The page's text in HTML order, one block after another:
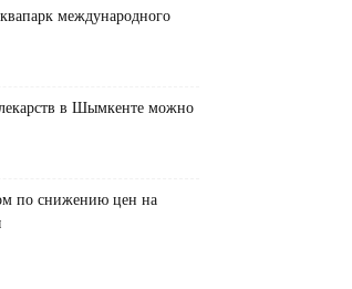
международного
в Шымкенте можно
по снижению цен на